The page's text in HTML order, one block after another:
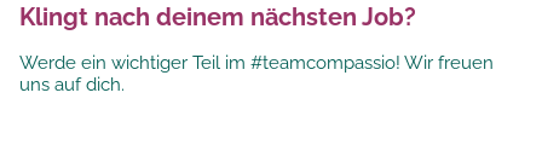
Klingt nach deinem nächsten Job?
Werde ein wichtiger Teil im #teamcompassio! Wir freuen
uns auf dich.